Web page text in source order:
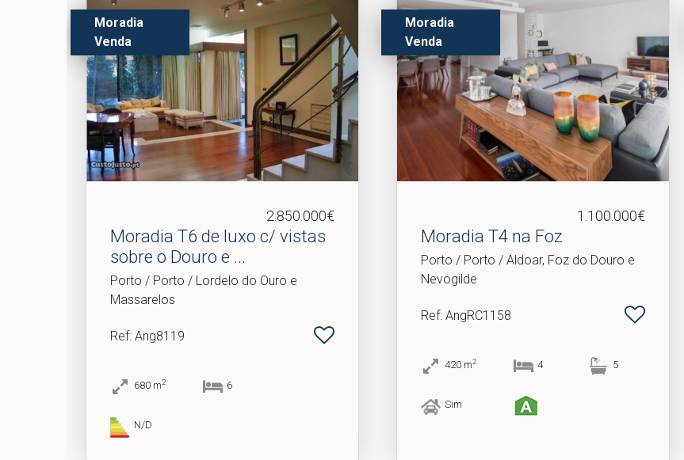
Moradia
Venda
2.850.000€
Moradia T6 de luxo c/ vistas
sobre o Douro e .​..
Porto / Porto / Lordelo do Ouro e
Massarelos
Ref: Ang8119
680 m2 6
N/D
Moradia
Venda
1.100.000€
Moradia T4 na Foz
Porto / Porto / Aldoar, Foz do Douro e
Nevogilde
Ref: AngRC1158
420 m2 4 5
Sim